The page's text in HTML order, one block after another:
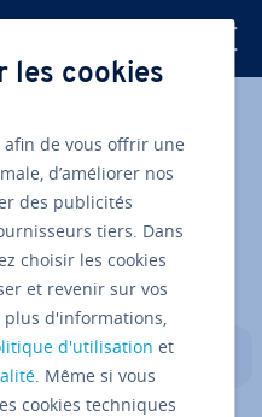
four­nis­
LinkedIn
sujet de plus en plus
les cookies
afin de vous offrir une
d’améliorer nos
des publicités
tiers. Dans
choisir les cookies
et revenir sur vos
plus d'informations,
d'utilisation et
. Même si vous
cookies techniques